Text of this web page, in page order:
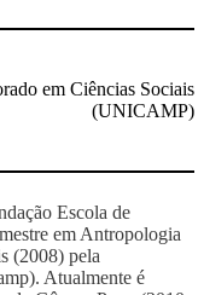
em Ciências Sociais
(UNICAMP)
Escola de
em Antropologia
(2008) pela
Atualmente é